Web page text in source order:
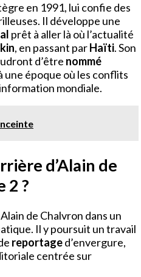
en 1991, lui confie des
Il développe une
prêt à aller là où l’actualité
, en passant parHaïti. Son
d’être nommé
une époque où les conflits
mondiale.
d’Alain de
2 ?
de Chalvron dans un
Il y poursuit un travail
reportaged’envergure,
centrée sur